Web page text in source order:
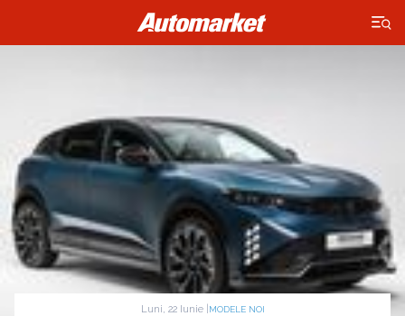
×
Luni, 22 Iunie | MODELE NOI